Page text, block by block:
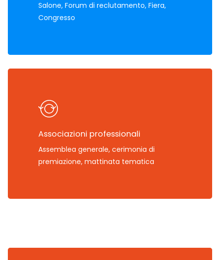
Salone, Forum di reclutamento, Fiera,
Congresso
Associazioni professionali
Assemblea generale, cerimonia di
premiazione, mattinata tematica